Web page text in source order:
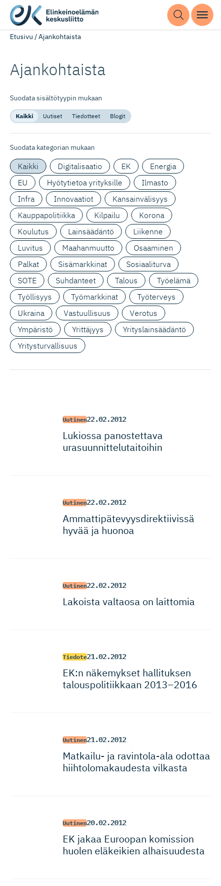
Etusivu /Ajankohtaista
Ajankohtaista
Suodata sisältötyypin mukaan
Kaikki Uutiset Tiedotteet Blogit
Suodata kategorian mukaan
Kaikki Digitalisaatio EK
Energia
EU
Hyötytietoa yrityksille
Ilmasto
Infra
Innovaatiot
Kansainvälisyys
Kauppapolitiikka
Kilpailu
Korona
Koulutus
Lainsäädäntö
Liikenne
Luvitus
Maahanmuutto
Osaaminen
Palkat
Sisämarkkinat
Sosiaaliturva
SOTE
Suhdanteet Talous
Työelämä
Työllisyys
Työmarkkinat
Työterveys
Ukraina
Vastuullisuus
Verotus
Ympäristö
Yrittäjyys
Yrityslainsäädäntö
Yritysturvallisuus
Uutinen22.02.2012
Lukiossa panostettava
urasuunnit­te­lu­taitoihin
Uutinen22.02.2012
Ammattipä­te­vyys­di­rek­tiivissä
hyvää ja huonoa
Uutinen22.02.2012
Lakoista valtaosa on laittomia
Tiedote21.02.2012
EK:n näkemykset hallituksen
talouspoli­tiikkaan 2013–2016
Uutinen21.02.2012
Matkailu- ja ravintola-ala odottaa
hiihtoloma­kaudesta vilkasta
Uutinen20.02.2012
EK jakaa Euroopan komission
huolen eläkeikien alhaisuudesta